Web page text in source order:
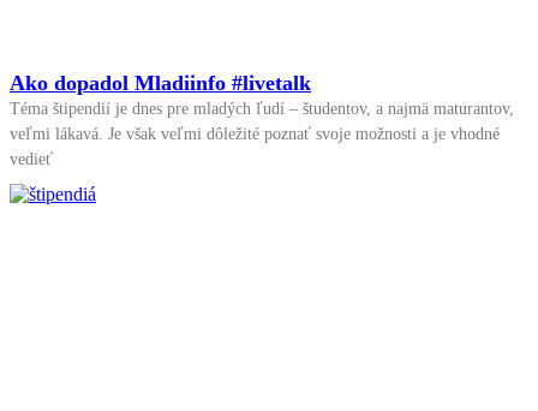
Ako dopadol Mladiinfo #livetalk
Téma štipendií je dnes pre mladých ľudí – študentov, a najmä maturantov,
veľmi lákavá. Je však veľmi dôležité poznať svoje možnosti a je vhodné
vedieť